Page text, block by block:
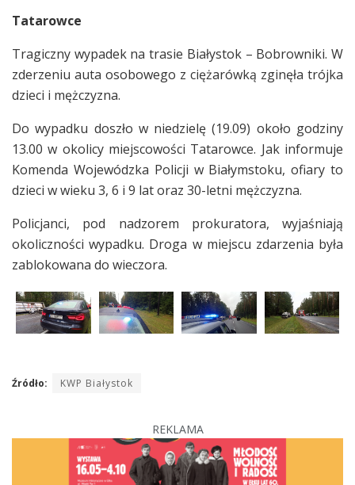
Tatarowce
Tragiczny wypadek na trasie Białystok – Bobrowniki. W
zderzeniu auta osobowego z ciężarówką zginęła trójka
dzieci i mężczyzna.
Do wypadku doszło w niedzielę (19.09) około godziny
13.00 w okolicy miejscowości Tatarowce. Jak informuje
Komenda Wojewódzka Policji w Białymstoku, ofiary to
dzieci w wieku 3, 6 i 9 lat oraz 30-letni mężczyzna.
Policjanci, pod nadzorem prokuratora, wyjaśniają
okoliczności wypadku. Droga w miejscu zdarzenia była
zablokowana do wieczora.
Źródło: KWP Białystok
REKLAMA